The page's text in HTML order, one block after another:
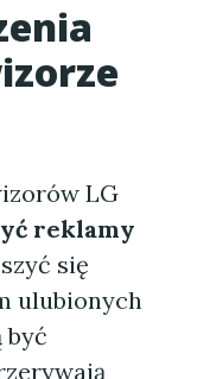
LG
reklamy
się
ulubionych
być